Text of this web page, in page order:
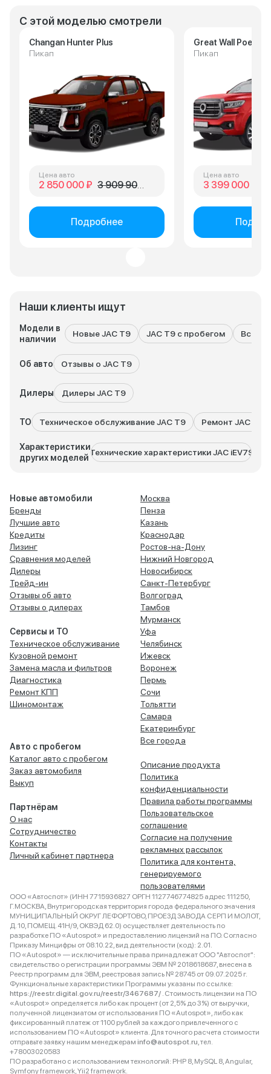
Наши клиенты ищут
Модели в
наличии
Новые JAC T9 JAC T9 с пробегом Все
Об авто Отзывы о JAC T9
Дилеры Дилеры JAC T9
ТО Техническое обслуживание JAC T9 Ремонт JAC T9
Характеристики
других моделей
Технические характеристики JAC iEV7S
С этой моделью смотрели
Changan Hunter Plus
Пикап
Цена авто
2 850 000 ₽ 3 909 900 ₽
Подробнее
Great Wall Poer
Пикап
Цена авто
3 399 000 ₽
Новые автомобили
Бренды
Лучшие авто
Кредиты
Лизинг
Сравнения моделей
Дилеры
Трейд-ин
Отзывы об авто
Отзывы о дилерах
Сервисы и ТО
Техническое обслуживание
Кузовной ремонт
Замена масла и фильтров
Диагностика
Ремонт КПП
Шиномонтаж
Авто с пробегом
Каталог авто с пробегом
Заказ автомобиля
Выкуп
Партнёрам
О нас
Сотрудничество
Контакты
Личный кабинет партнера
Москва
Пенза
Казань
Краснодар
Ростов-на-Дону
Нижний Новгород
Новосибирск
Санкт-Петербург
Волгоград
Тамбов
Мурманск
Уфа
Челябинск
Ижевск
Воронеж
Пермь
Сочи
Тольятти
Самара
Екатеринбург
Все города
Описание продукта
Политика
конфиденциальности
Правила работы программы
Пользовательское
соглашение
Согласие на получение
рекламных рассылок
Политика для контента,
генерируемого
пользователями
ООО «Автоспот» (ИНН 7715936827 ОРГН 1127746774825 адрес 111250,
Г.МОСКВА, Внутригородская территория города федерального значения
МУНИЦИПАЛЬНЫЙ ОКРУГ ЛЕФОРТОВО, ПРОЕЗД ЗАВОДА СЕРП И МОЛОТ,
Д. 10, ПОМЕЩ. 41Н/9, ОКВЭД 62.0) осуществляет деятельность по
разработке ПО «Autospot» и предоставлению лицензий на ПО. Согласно
Приказу Минцифры от 08.10.22, вид деятельности (код): 2.01.
ПО «Autospot» — исключительные права принадлежат ООО "Автоспот":
свидетельство о регистрации программы ЭВМ № 2018618687, внесена в
Реестр программ для ЭВМ, реестровая запись № 28745 от 09.07.2025 г.
Функциональные характеристики Программы указаны по ссылке:
https://reestr.digital.gov.ru/reestr/3467687/ . Стоимость лицензии на ПО
«Autospot» определяется либо как процент (от 2,5% до 3%) от выручки,
полученной лицензиатом от использования ПО «Autospot», либо как
фиксированный платеж от 1100 рублей за каждого привлеченного с
использованием ПО «Autospot» клиента. Для точного расчета стоимости
отправьте заявку нашим менеджерам info@autospot.ru, тел.
+78003020583
ПО разработано с использованием технологий: PHP 8, MySQL 8, Angular,
Symfony framework, Yii2 framework.